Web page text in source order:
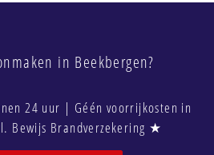
in Beekbergen?
24 uur | Géén voorrijkosten in
Bewijs Brandverzekering ★